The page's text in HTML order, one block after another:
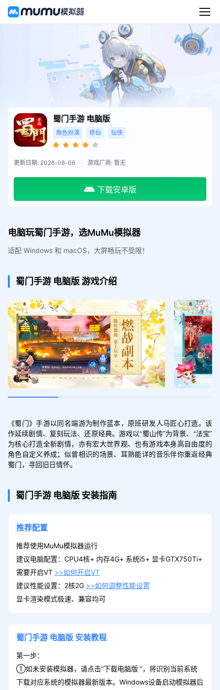
蜀门手游 电脑版
角色扮演 修仙 仙侠
更新日期: 2026-08-06 游戏厂商: 暂无
下载安卓版
电脑玩蜀门手游，选MuMu模拟器
适配 Windows 和 macOS，大屏畅玩不受限！
蜀门手游 电脑版游戏介绍
《蜀门》手游以同名端游为制作蓝本，原班研发人马匠心打造。该
作延续剧情、复刻玩法、还原经典。游戏以“蜀山传”为背景、“法宝”
为核心打造全新剧情，亦有宏大世界观、也有游戏本身高自由度的
角色自定义养成；似曾相识的场景、耳熟能详的音乐伴你重返经典
蜀门，寻回旧日情怀。
蜀门手游 电脑版 安装指南
推荐配置
推荐使用MuMu模拟器运行
建议电脑配置：CPU4核+ 内存4G+ 系统i5+ 显卡GTX750Ti+
需要开启VT >>如何开启VT
建议性能设置：2核2G >>如何调整性能设置
显卡渲染模式极速、兼容均可
蜀门手游 电脑版 安装教程
第一步：
①如未安装模拟器，请点击“下载电脑版 ”，将识别当前系统
下载对应系统的模拟器最新版本。Windows设备启动模拟器后